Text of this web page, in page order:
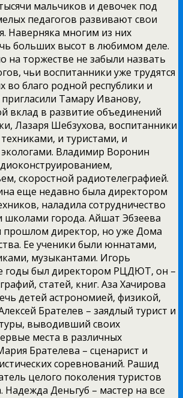
мальчиков и девочек под
педагогов развивают свои
Наверняка многим из них
больших высот в любимом деле.
на торжестве не забыли назвать
чьи воспитанники уже трудятся
во благо родной республики и
Тамару Иванову,
вклад в развитие объединений
Лазаря Шебзухова, воспитанники
и туристами, и
Владимир Воронин
скоростной радиотелеграфией.
еще недавно была директором
наладила сотрудничество
школами города. Айшат Эбзеева
прошлом директор, но уже Дома
Ее ученики были юннатами,
музыкантами. Игорь
годы был директором РЦДЮТ, он –
статей, книг. Аза Хачирова
детей астрономией, физикой,
Брателев – заядлый турист и
выводивший своих
места в различных
Брателева – сценарист и
соревнований. Рашид
целого поколения туристов
Надежда Деньгуб – мастер на все